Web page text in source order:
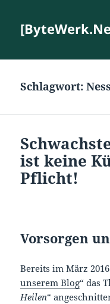
Schlagwort:
ist keine
Pflicht!
Vorsorgen
Bereits im März
unserem Blog“ das
Heilen“